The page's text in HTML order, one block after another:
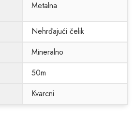
Metalna
Nehrđajući čelik
Mineralno
50m
Kvarcni